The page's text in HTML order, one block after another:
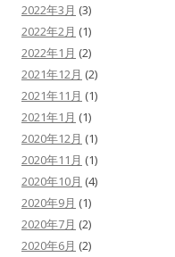
2022年3月 (3)
2022年2月 (1)
2022年1月 (2)
2021年12月 (2)
2021年11月 (1)
2021年1月 (1)
2020年12月 (1)
2020年11月 (1)
2020年10月 (4)
2020年9月 (1)
2020年7月 (2)
2020年6月 (2)